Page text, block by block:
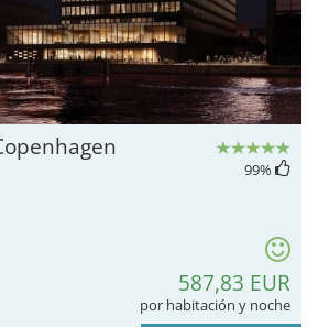
99%
587,83 EUR
por habitación y noche